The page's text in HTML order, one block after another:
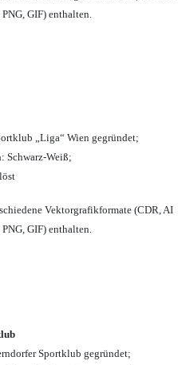
GIF) enthalten.
„Liga“ Wien gegründet;
Schwarz-Weiß;
Vektorgrafikformate (CDR, AI
GIF) enthalten.
Sportklub gegründet;